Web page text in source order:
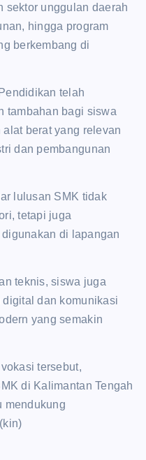
sektor unggulan daerah
hingga program
berkembang di
telah
tambahan bagi siswa
berat yang relevan
dan pembangunan
lulusan SMK tidak
tetapi juga
di lapangan
teknis, siswa juga
dan komunikasi
yang semakin
tersebut,
di Kalimantan Tengah
mendukung